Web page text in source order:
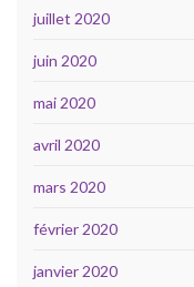
juillet 2020
juin 2020
mai 2020
avril 2020
mars 2020
février 2020
janvier 2020